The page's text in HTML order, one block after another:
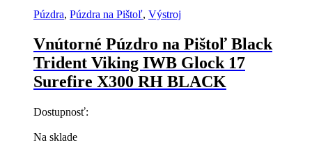
Púzdra, Púzdra na Pištoľ, Výstroj
Vnútorné Púzdro na Pištoľ Black
Trident Viking IWB Glock 17
Surefire X300 RH BLACK
Dostupnosť:
Na sklade